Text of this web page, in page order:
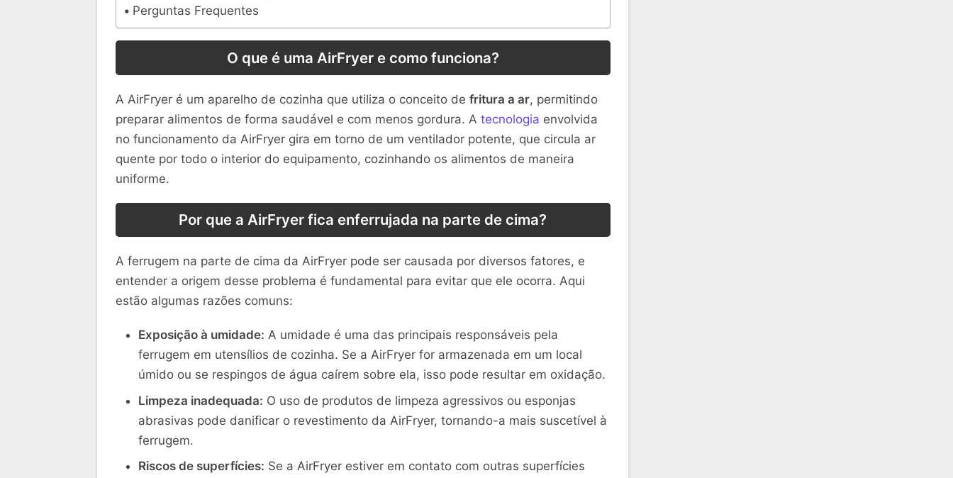
Perguntas Frequentes
O que é uma AirFryer e como funciona?
A AirFryer é um aparelho de cozinha que utiliza o conceito de fritura a ar, permitindo
preparar alimentos de forma saudável e com menos gordura. A tecnologia envolvida
no funcionamento da AirFryer gira em torno de um ventilador potente, que circula ar
quente por todo o interior do equipamento, cozinhando os alimentos de maneira
uniforme.
Por que a AirFryer fica enferrujada na parte de cima?
A ferrugem na parte de cima da AirFryer pode ser causada por diversos fatores, e
entender a origem desse problema é fundamental para evitar que ele ocorra. Aqui
estão algumas razões comuns:
Exposição à umidade: A umidade é uma das principais responsáveis pela
ferrugem em utensílios de cozinha. Se a AirFryer for armazenada em um local
úmido ou se respingos de água caírem sobre ela, isso pode resultar em oxidação.
Limpeza inadequada: O uso de produtos de limpeza agressivos ou esponjas
abrasivas pode danificar o revestimento da AirFryer, tornando-a mais suscetível à
ferrugem.
Riscos de superfícies: Se a AirFryer estiver em contato com outras superfícies